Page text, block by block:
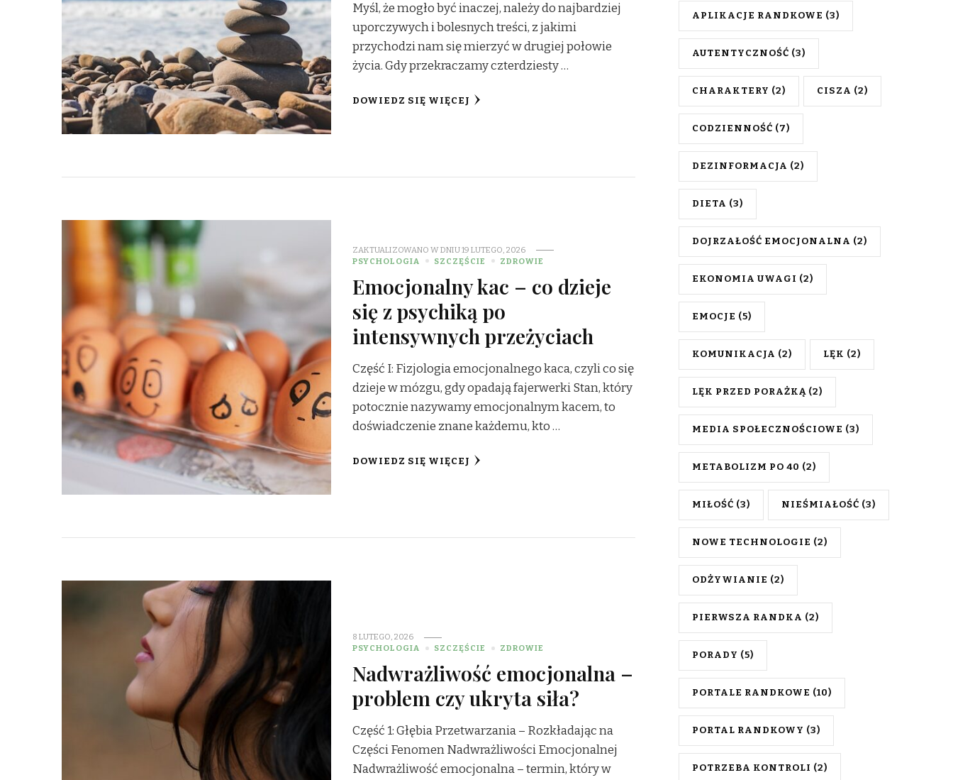
Myśl, że mogło być inaczej, należy do najbardziej
uporczywych i bolesnych treści, z jakimi
przychodzi nam się mierzyć w drugiej połowie
życia. Gdy przekraczamy czterdziesty …
DOWIEDZ SIĘ WIĘCEJ
ZAKTUALIZOWANO W DNIU19 LUTEGO, 2026
PSYCHOLOGIA
SZCZĘŚCIE ZDROWIE
Emocjonalny kac – co dzieje
się z psychiką po
intensywnych przeżyciach
Część I: Fizjologia emocjonalnego kaca, czyli co się
dzieje w mózgu, gdy opadają fajerwerki Stan, który
potocznie nazywamy emocjonalnym kacem, to
doświadczenie znane każdemu, kto …
DOWIEDZ SIĘ WIĘCEJ
8 LUTEGO, 2026
PSYCHOLOGIA
SZCZĘŚCIE ZDROWIE
Nadwrażliwość emocjonalna –
problem czy ukryta siła?
Część 1: Głębia Przetwarzania – Rozkładając na
Części Fenomen Nadwrażliwości Emocjonalnej
Nadwrażliwość emocjonalna – termin, który w
APLIKACJE RANDKOWE (3)
AUTENTYCZNOŚĆ (3)
CHARAKTERY (2) CISZA (2)
CODZIENNOŚĆ (7)
DEZINFORMACJA (2)
DIETA (3)
DOJRZAŁOŚĆ EMOCJONALNA (2)
EKONOMIA UWAGI (2)
EMOCJE (5)
KOMUNIKACJA (2) LĘK (2)
LĘK PRZED PORAŻKĄ (2)
MEDIA SPOŁECZNOŚCIOWE (3)
METABOLIZM PO 40 (2)
MIŁOŚĆ (3) NIEŚMIAŁOŚĆ (3)
NOWE TECHNOLOGIE (2)
ODŻYWIANIE (2)
PIERWSZA RANDKA (2)
PORADY (5)
PORTALE RANDKOWE (10)
PORTAL RANDKOWY (3)
POTRZEBA KONTROLI (2)